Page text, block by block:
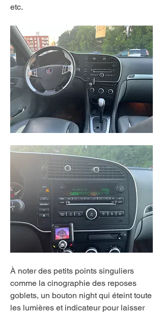
etc.
À noter des petits points singuliers
comme la cinographie des reposes
goblets, un bouton night qui éteint toute
les lumières et indicateur pour laisser